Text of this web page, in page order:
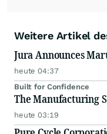
Weitere Artikel
Jura Announces
heute 04:37
Built for Confidence
The Manufacturing
heute 03:19